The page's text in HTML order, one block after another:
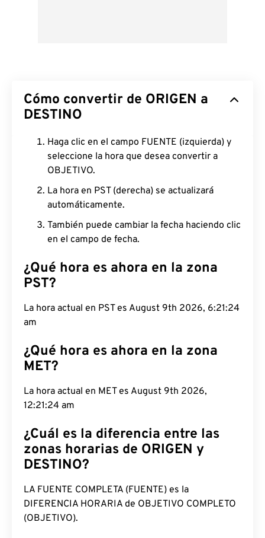
Cómo convertir de ORIGEN a
DESTINO
Haga clic en el campo FUENTE (izquierda) y
seleccione la hora que desea convertir a
OBJETIVO.
La hora en PST (derecha) se actualizará
automáticamente.
También puede cambiar la fecha haciendo clic
en el campo de fecha.
¿Qué hora es ahora en la zona
PST?
La hora actual en PST es August 9th 2026, 6:21:25
am
¿Qué hora es ahora en la zona
MET?
La hora actual en MET es August 9th 2026,
12:21:25 am
¿Cuál es la diferencia entre las
zonas horarias de ORIGEN y
DESTINO?
LA FUENTE COMPLETA (FUENTE) es la
DIFERENCIA HORARIA de OBJETIVO COMPLETO
(OBJETIVO).